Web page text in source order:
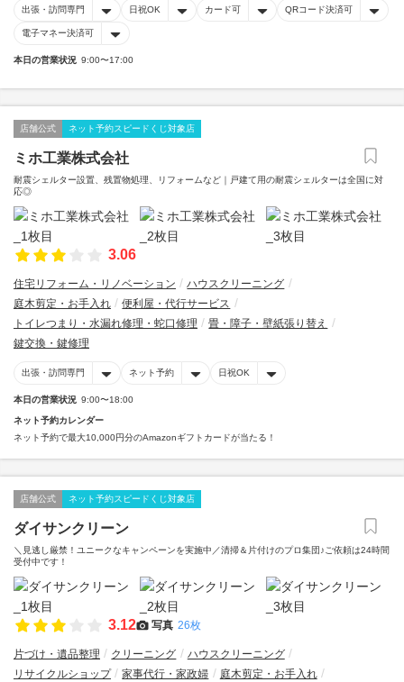
出張・訪問専門 日祝OK カード可 QRコード決済可
電子マネー決済可
本日の営業状況 9:00〜17:00
店舗公式 ネット予約スピードくじ対象店
ミホ工業株式会社
耐震シェルター設置、残置物処理、リフォームなど｜戸建て用の耐震シェルターは全国に対
応◎
3.06
住宅リフォーム・リノベーション
ハウスクリーニング
庭木剪定・お手入れ
便利屋・代行サービス
トイレつまり・水漏れ修理・蛇口修理
畳・障子・壁紙張り替え
鍵交換・鍵修理
出張・訪問専門 ネット予約 日祝OK
本日の営業状況 9:00〜18:00
ネット予約カレンダー
ネット予約で最大10,000円分のAmazonギフトカードが当たる！
店舗公式 ネット予約スピードくじ対象店
ダイサンクリーン
＼見逃し厳禁！ユニークなキャンペーンを実施中／清掃＆片付けのプロ集団♪ご依頼は24時間
受付中です！
3.12 写真 26枚
片づけ・遺品整理 クリーニング
ハウスクリーニング
リサイクルショップ
家事代行・家政婦 庭木剪定・お手入れ